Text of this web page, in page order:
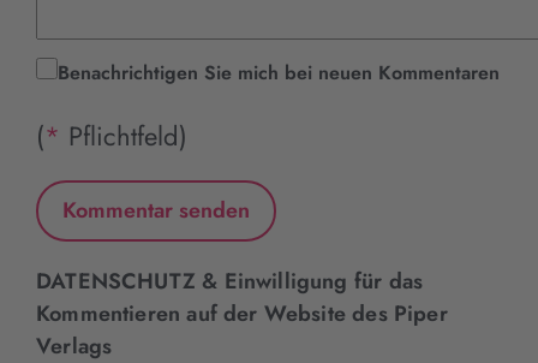
Benachrichtigen Sie mich bei neuen Kommentaren
(* Pflichtfeld)
DATENSCHUTZ & Einwilligung für das
Kommentieren auf der Website des Piper
Verlags